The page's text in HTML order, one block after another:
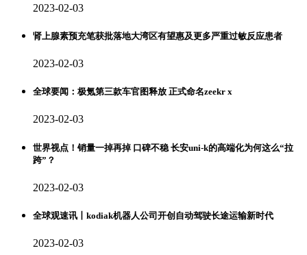
2023-02-03
肾上腺素预充笔获批落地大湾区有望惠及更多严重过敏反应患者
2023-02-03
全球要闻：极氪第三款车官图释放 正式命名zeekr x
2023-02-03
世界视点！销量一掉再掉 口碑不稳 长安uni-k的高端化为何这么“拉
跨”？
2023-02-03
全球观速讯丨kodiak机器人公司开创自动驾驶长途运输新时代
2023-02-03